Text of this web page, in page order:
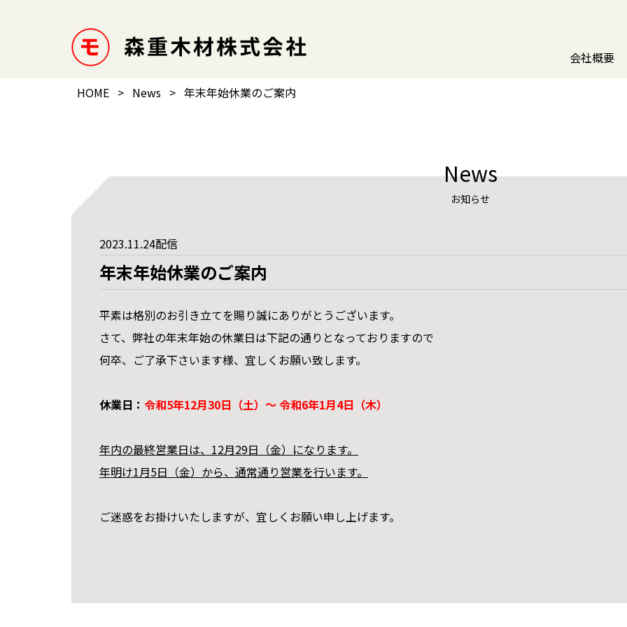
会社概要
HOME > News > 年末年始休業のご案内
News
お知らせ
2023.11.24配信
年末年始休業のご案内
平素は格別のお引き立てを賜り誠にありがとうございます。
さて、弊社の年末年始の休業日は下記の通りとなっておりますので
何卒、ご了承下さいます様、宜しくお願い致します。
休業日： 令和5年12月30日（土）～ 令和6年1月4日（木）
年内の最終営業日は、12月29日（金）になります。
年明け1月5日（金）から、通常通り営業を行います。
ご迷惑をお掛けいたしますが、宜しくお願い申し上げます。